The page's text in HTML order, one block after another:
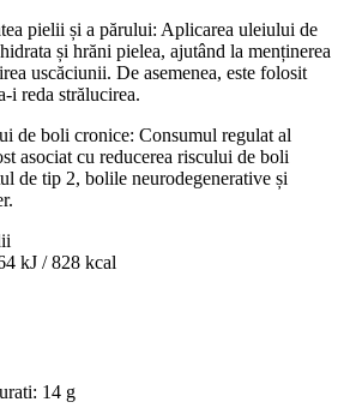
pielii și a părului: Aplicarea uleiului de
și hrăni pielea, ajutând la menținerea
uscăciunii. De asemenea, este folosit
i reda strălucirea.
de boli cronice: Consumul regulat al
asociat cu reducerea riscului de boli
de tip 2, bolile neurodegenerative și
kJ / 828 kcal
14 g